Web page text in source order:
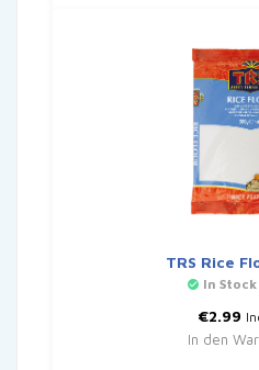
TRS Rice
In Stock
€2.99
In den